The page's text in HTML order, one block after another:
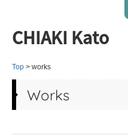
CHIAKI Kato
Top works
Works